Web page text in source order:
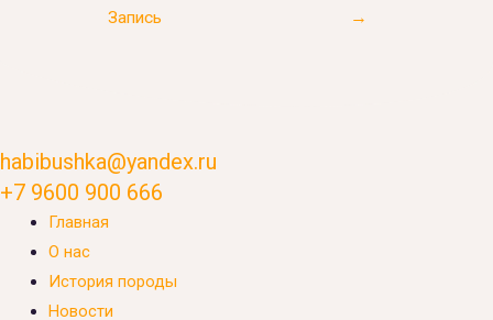
Запись
→
habibushka@yandex.ru
+7 9600 900 666
Главная
О нас
История породы
Новости